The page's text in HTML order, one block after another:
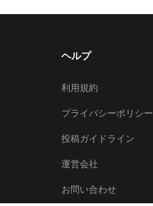
ヘルプ
利用規約
プライバシーポリシー
投稿ガイドライン
運営会社
お問い合わせ